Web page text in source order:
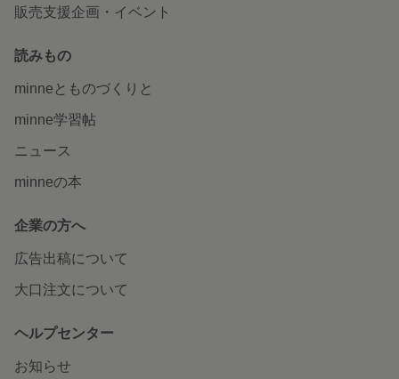
販売支援企画・イベント
読みもの
minneとものづくりと
minne学習帖
ニュース
minneの本
企業の方へ
広告出稿について
大口注文について
ヘルプセンター
お知らせ